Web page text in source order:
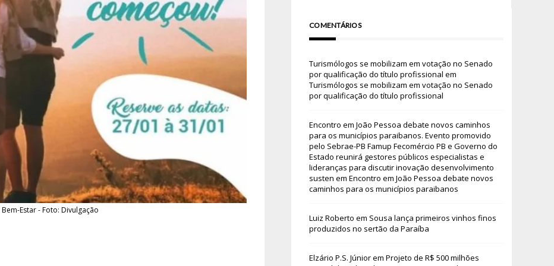
Estar - Foto: Divulgação
COMENTÁRIOS
Turismólogos se mobilizam em votação no Senado
por qualificação do título profissional em
Turismólogos se mobilizam em votação no Senado
por qualificação do título profissional
Encontro em João Pessoa debate novos caminhos
para os municípios paraibanos. Evento promovido
pelo Sebrae-PB Famup Fecomércio PB e Governo do
Estado reunirá gestores públicos especialistas e
lideranças para discutir inovação desenvolvimento
susten em Encontro em João Pessoa debate novos
caminhos para os municípios paraibanos
Luiz Roberto em Sousa lança primeiros vinhos finos
produzidos no sertão da Paraíba
Elzário P.S. Júniorem Projeto de R$ 500 milhões